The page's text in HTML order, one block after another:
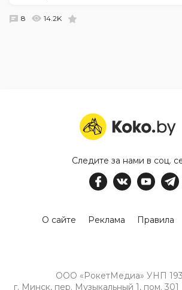
8 14.2K
Следите за нами в соц.
О сайте Реклама Правила
ООО «РокетМедиа» УНП
г. Минск, пер. Музыкальный 1, пом.